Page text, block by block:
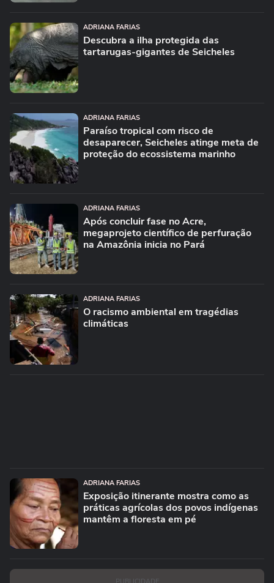
ADRIANA FARIAS
Descubra a ilha protegida das
tartarugas-gigantes de Seicheles
ADRIANA FARIAS
Paraíso tropical com risco de
desaparecer, Seicheles atinge meta de
proteção do ecossistema marinho
ADRIANA FARIAS
Após concluir fase no Acre,
megaprojeto científico de perfuração
na Amazônia inicia no Pará
ADRIANA FARIAS
O racismo ambiental em tragédias
climáticas
ADRIANA FARIAS
Exposição itinerante mostra como as
práticas agrícolas dos povos indígenas
mantêm a floresta em pé